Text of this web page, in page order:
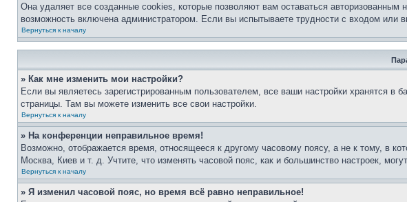
Она удаляет все созданные cookies, которые позволяют вам оставаться
возможность включена администратором. Если вы испытываете трудности с входом
Вернуться к началу
» Как мне изменить мои настройки?
Если вы являетесь зарегистрированным пользователем, все ваши настройки хранятся
страницы. Там вы можете изменить все свои настройки.
Вернуться к началу
» На конференции неправильное время!
Возможно, отображается время, относящееся к другому часовому поясу, а не к тому, в
Москва, Киев и т. д. Учтите, что изменять часовой пояс, как и большинство настроек,
Вернуться к началу
» Я изменил часовой пояс, но время всё равно неправильное!